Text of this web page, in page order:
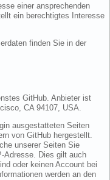
einer ansprechenden
ein berechtigtes Interesse
finden Sie in der
GitHub. Anbieter ist
CA 94107, USA.
ausgestatteten Seiten
von GitHub hergestellt.
unserer Seiten Sie
Adresse. Dies gilt auch
oder keinen Account bei
werden an den